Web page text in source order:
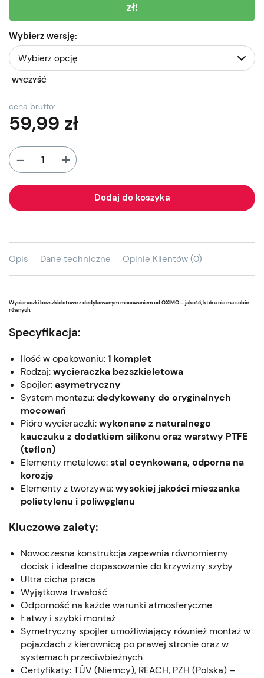
zł!
Wybierz wersję:
WYCZYŚĆ
cena brutto:
59,99 zł
- +
Dodaj do koszyka
Opis Dane techniczne Opinie Klientów (0)
Wycieraczki bezszkieletowe z dedykowanym mocowaniem od OXIMO – jakość, która nie ma sobie
równych.
Specyfikacja:
Ilość w opakowaniu:1 komplet
Rodzaj:wycieraczka bezszkieletowa
Spojler:asymetryczny
System montażu:dedykowany do oryginalnych
mocowań
Pióro wycieraczki:wykonane z naturalnego
kauczuku z dodatkiem silikonu oraz warstwy PTFE
(teflon)
Elementy metalowe:stal ocynkowana, odporna na
korozję
Elementy z tworzywa:wysokiej jakości mieszanka
polietylenu i poliwęglanu
Kluczowe zalety:
Nowoczesna konstrukcja zapewnia równomierny
docisk i idealne dopasowanie do krzywizny szyby
Ultra cicha praca
Wyjątkowa trwałość
Odporność na każde warunki atmosferyczne
Łatwy i szybki montaż
Symetryczny spojler umożliwiający również montaż w
pojazdach z kierownicą po prawej stronie oraz w
systemach przeciwbieżnych
Certyfikaty: TÜV (Niemcy), REACH, PZH (Polska) –